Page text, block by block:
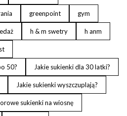
greenpoint gym
h & m swetry h anm
50? Jakie sukienki dla 30 latki?
Jakie sukienki wyszczuplają?
sukienki na wiosnę